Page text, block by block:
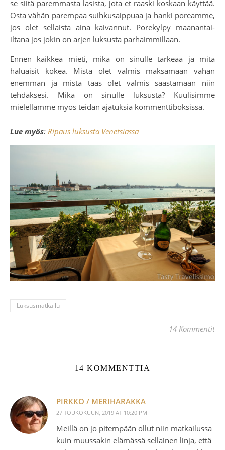
se siitä paremmasta lasista, jota et raaski koskaan käyttää.
Osta vähän parempaa suihkusaippuaa ja hanki poreamme,
jos olet sellaista aina kaivannut. Porekylpy maanantai-
iltana jos jokin on arjen luksusta parhaimmillaan.
Ennen kaikkea mieti, mikä on sinulle tärkeää ja mitä
haluaisit kokea. Mistä olet valmis maksamaan vähän
enemmän ja mistä taas olet valmis säästämään niin
tehdäksesi. Mikä on sinulle luksusta? Kuulisimme
mielellämme myös teidän ajatuksia kommenttiboksissa.
Lue myös: Ripaus luksusta Venetsiassa
Luksusmatkailu
14 Kommentit
14 KOMMENTTIA
PIRKKO / MERIHARAKKA
27 TOUKOKUUN, 2019 AT 10:20 PM
Meillä on jo pitempään ollut niin matkailussa
kuin muussakin elämässä sellainen linja, että